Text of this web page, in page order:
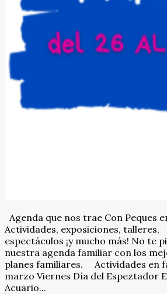
Agenda que nos trae Con Peques
Actividades, exposiciones, talleres,
espectáculos ¡y mucho más! No te
nuestra agenda familiar con los
planes familiares. Actividades en
marzo Viernes Día del Espeztador
Acuario...